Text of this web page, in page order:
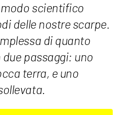
scientifico
delle nostre scarpe.
di quanto
passaggi: uno
terra, e uno